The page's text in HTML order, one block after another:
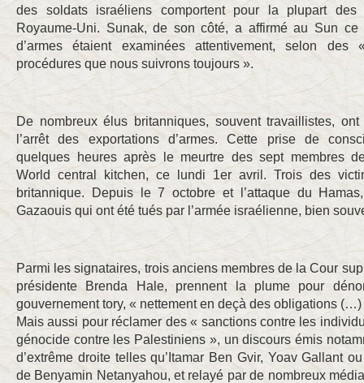
des soldats israéliens comportent pour la plupart des
Royaume-Uni. Sunak, de son côté, a affirmé au Sun
d’armes étaient examinées attentivement, selon des
procédures que nous suivrons toujours ».
De nombreux élus britanniques, souvent travaillistes,
l’arrêt des exportations d’armes. Cette prise de
quelques heures après le meurtre des sept membres
World central kitchen, ce lundi 1er avril. Trois des
britannique. Depuis le 7 octobre et l’attaque du
Gazaouis qui ont été tués par l’armée israélienne, bien
Parmi les signataires, trois anciens membres de la Cour
présidente Brenda Hale, prennent la plume pour
gouvernement tory, « nettement en deçà des obligations
Mais aussi pour réclamer des « sanctions contre les
génocide contre les Palestiniens », un discours émis
d’extrême droite telles qu’Itamar Ben Gvir, Yoav Gallant
de Benyamin Netanyahou, et relayé par de nombreux